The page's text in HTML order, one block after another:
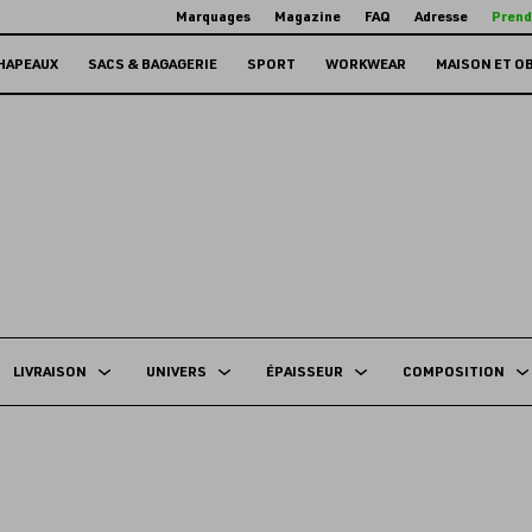
Marquages Magazine FAQ Adresse
SACS & BAGAGERIE SPORT WORKWEAR MAISON ET
LIVRAISON UNIVERS ÉPAISSEUR COMPOSITION